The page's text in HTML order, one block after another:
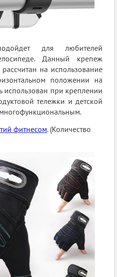
для любителей
Данный крепеж
на использование
положении на
использован при креплении
тележки и детской
фитнесом. (Количество